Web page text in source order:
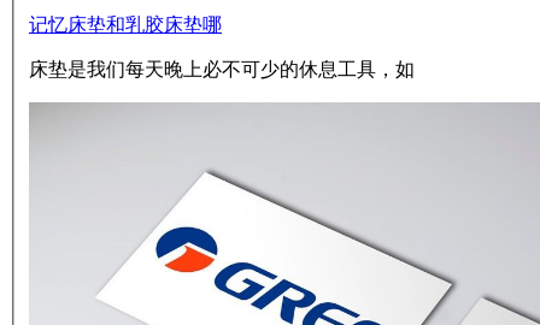
记忆床垫和乳胶床垫哪
床垫是我们每天晚上必不可少的休息工具，如